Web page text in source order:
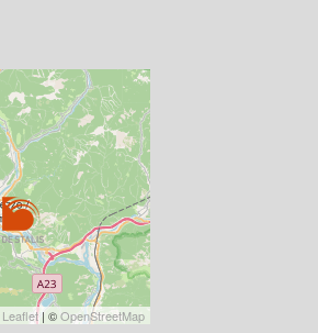
Leaflet| ©OpenStreetMap